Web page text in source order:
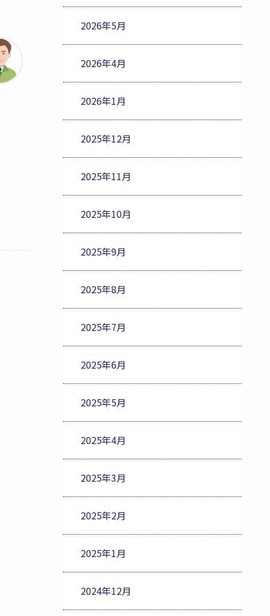
2026年5月
2026年4月
2026年1月
2025年12月
2025年11月
2025年10月
2025年9月
2025年8月
2025年7月
2025年6月
2025年5月
2025年4月
2025年3月
2025年2月
2025年1月
2024年12月